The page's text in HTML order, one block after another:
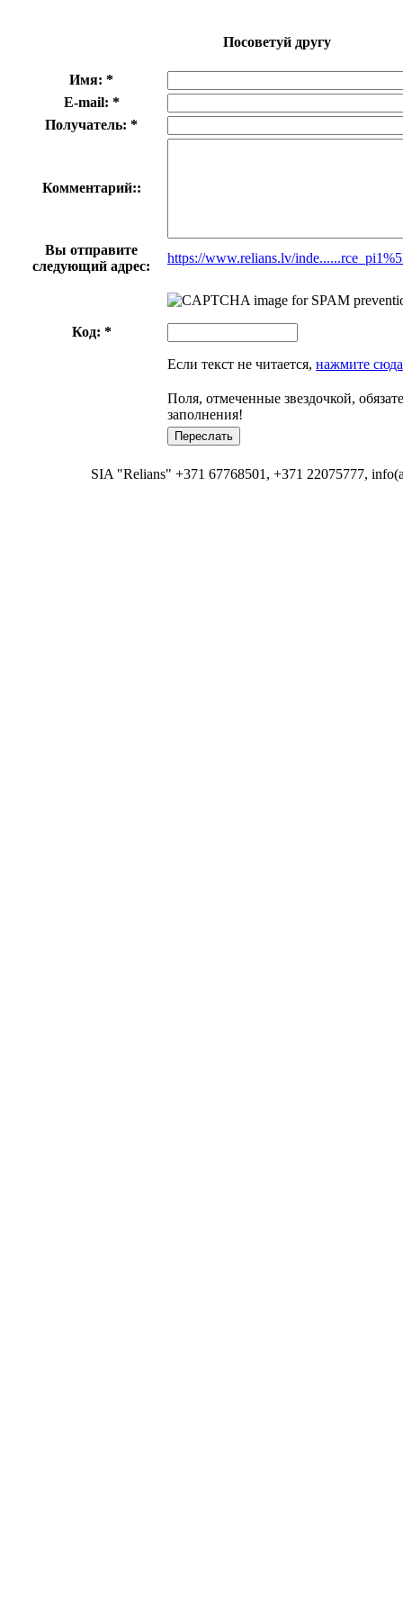
Посоветуй другу
Имя: *
E-mail: *
Получатель: *
Комментарий::
Вы отправите
следующий адрес:
https://www.relians.lv/
Код: *
Если текст не читается, нажмите сюда
Поля, отмеченные звездочкой,
заполнения!
SIA "Relians" +371 67768501, +371 22075777,